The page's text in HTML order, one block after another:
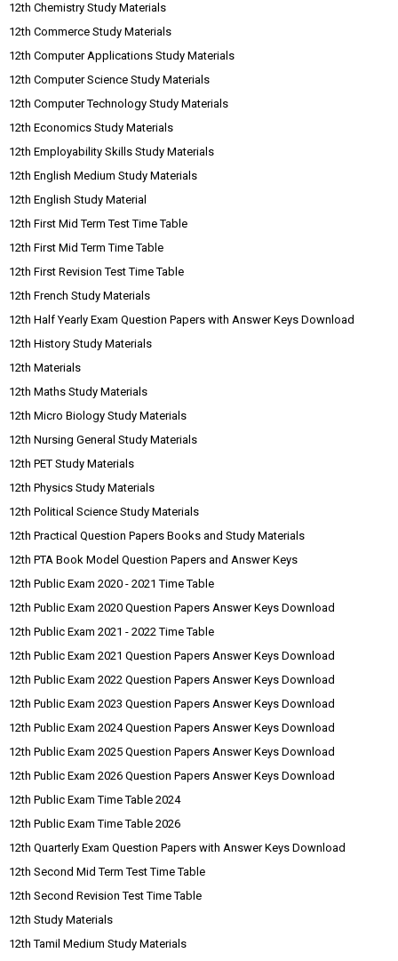
12th Chemistry Study Materials
12th Commerce Study Materials
12th Computer Applications Study Materials
12th Computer Science Study Materials
12th Computer Technology Study Materials
12th Economics Study Materials
12th Employability Skills Study Materials
12th English Medium Study Materials
12th English Study Material
12th First Mid Term Test Time Table
12th First Mid Term Time Table
12th First Revision Test Time Table
12th French Study Materials
12th Half Yearly Exam Question Papers with Answer Keys Download
12th History Study Materials
12th Materials
12th Maths Study Materials
12th Micro Biology Study Materials
12th Nursing General Study Materials
12th PET Study Materials
12th Physics Study Materials
12th Political Science Study Materials
12th Practical Question Papers Books and Study Materials
12th PTA Book Model Question Papers and Answer Keys
12th Public Exam 2020 - 2021 Time Table
12th Public Exam 2020 Question Papers Answer Keys Download
12th Public Exam 2021 - 2022 Time Table
12th Public Exam 2021 Question Papers Answer Keys Download
12th Public Exam 2022 Question Papers Answer Keys Download
12th Public Exam 2023 Question Papers Answer Keys Download
12th Public Exam 2024 Question Papers Answer Keys Download
12th Public Exam 2025 Question Papers Answer Keys Download
12th Public Exam 2026 Question Papers Answer Keys Download
12th Public Exam Time Table 2024
12th Public Exam Time Table 2026
12th Quarterly Exam Question Papers with Answer Keys Download
12th Second Mid Term Test Time Table
12th Second Revision Test Time Table
12th Study Materials
12th Tamil Medium Study Materials